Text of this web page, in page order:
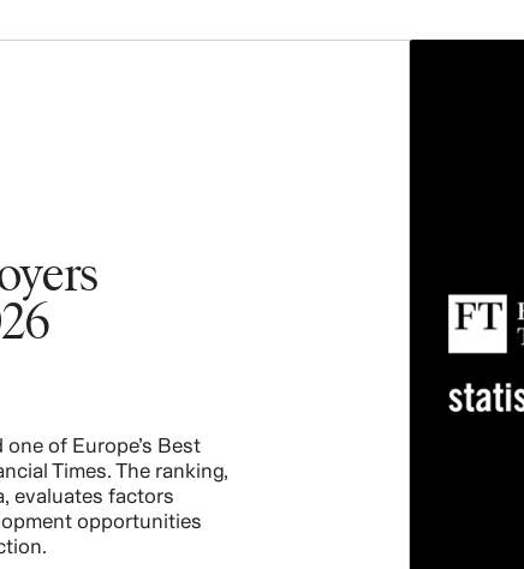
of Europe’s Best
Times. The ranking,
evaluates factors
opportunities